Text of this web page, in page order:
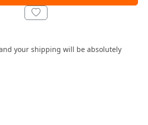
your shipping will be absolutely